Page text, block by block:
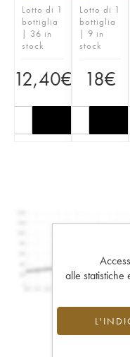
Lotto di 1
bottiglia
| 36 in
stock
12,40€
Lotto di 1
bottiglia
| 9 in
stock
18€
alle